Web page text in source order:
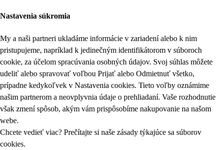
Nastavenia súkromia
My a naši partneri ukladáme informácie v zariadení alebo k nim
pristupujeme, napríklad k jedinečným identifikátorom v súboroch
cookie, za účelom spracúvania osobných údajov. Svoj súhlas môžete
udeliť alebo spravovať voľbou Prijať alebo Odmietnuť všetko,
prípadne kedykoľvek v Nastavenia cookies. Tieto voľby oznámime
našim partnerom a neovplyvnia údaje o prehliadaní. Vaše rozhodnutie
však zmení spôsob, akým vám prispôsobíme nakupovanie na našom
webe.
Chcete vedieť viac? Prečítajte si naše zásady týkajúce sa súborov
cookies.